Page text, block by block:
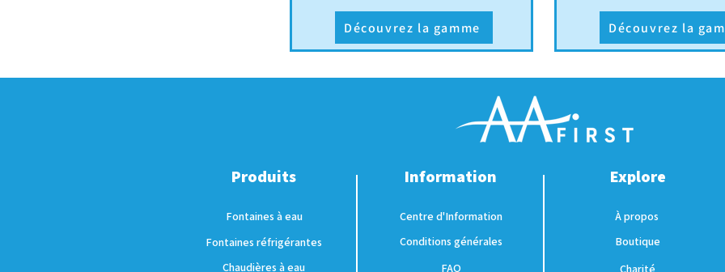
Découvrez la gamme Découvrez la
Produits Information Explore
Fontaines à eau Centre d'Information
À propos
Fontaines réfrigérantes
Conditions générales
Boutique
Chaudières à eau
FAQ Charité